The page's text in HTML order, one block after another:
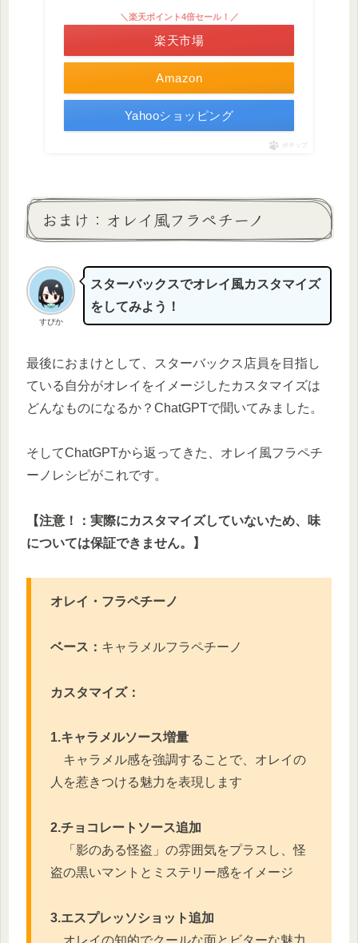
Amazon
＼楽天ポイント4倍セール！／
楽天市場
Yahooショッピング
ポチップ
おまけ：オレイ風フラペチーノ
すぴか
スターバックスでオレイ風カスタマイズ
をしてみよう！
最後におまけとして、スターバックス店員を目指し
ている自分がオレイをイメージしたカスタマイズは
どんなものになるか？ChatGPTで聞いてみました。
そしてChatGPTから返ってきた、オレイ風フラペチ
ーノレシピがこれです。
【注意！：実際にカスタマイズしていないため、味
については保証できません。】
オレイ・フラペチーノ
ベース： キャラメルフラペチーノ
カスタマイズ：
1.キャラメルソース増量
キャラメル感を強調することで、オレイの
人を惹きつける魅力を表現します
2.チョコレートソース追加
「影のある怪盗」の雰囲気をプラスし、怪
盗の黒いマントとミステリー感をイメージ
3.エスプレッソショット追加
オレイの知的でクールな面とビターな魅力